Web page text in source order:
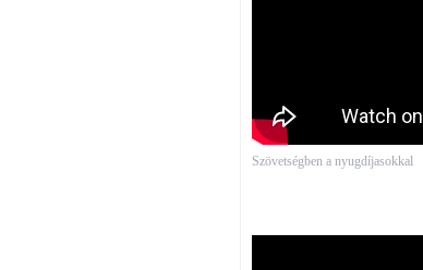
Szövetségben a nyugdíjasokkal